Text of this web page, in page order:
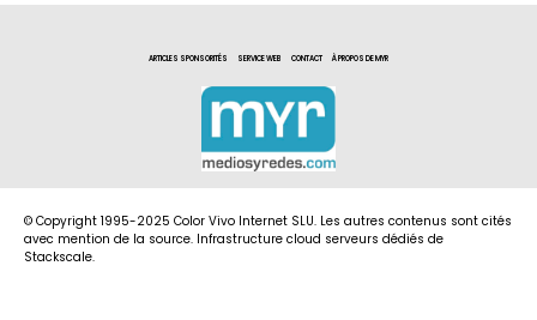
ARTICLES SPONSORITÉS SERVICE WEB CONTACT À PROPOS DE MYR
© Copyright 1995-2025 Color Vivo Internet SLU. Les autres contenus sont cités
avec mention de la source. Infrastructure cloud serveurs dédiés de
Stackscale.